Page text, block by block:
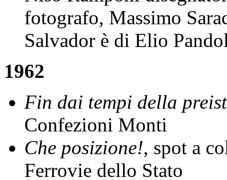
fotografo, Massimo
Salvador è di Elio
1962
Fin dai tempi della
Confezioni Monti
Che posizione!, spot a
Ferrovie dello Stato